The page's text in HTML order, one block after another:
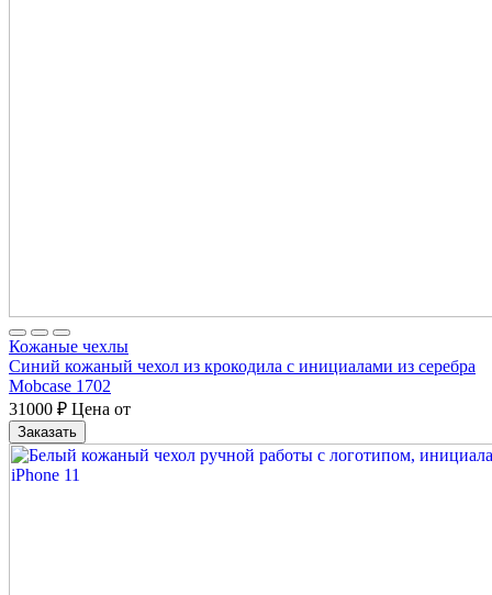
Кожаные чехлы
Синий кожаный чехол из крокодила с инициалами из серебра
Mobcase 1702
31000 ₽ Цена от
Заказать